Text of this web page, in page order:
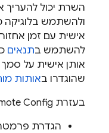
השרת יכול
ולהשתמש בלוגיקה
אישית עם זמן
להשתמש בתנאים
אותן אישית על סמך
שהוגדרו באותות
בעזרת Config
הגדרת